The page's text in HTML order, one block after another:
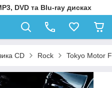
DVD та Blu-ray дисках
CD Rock Tokyo Motor